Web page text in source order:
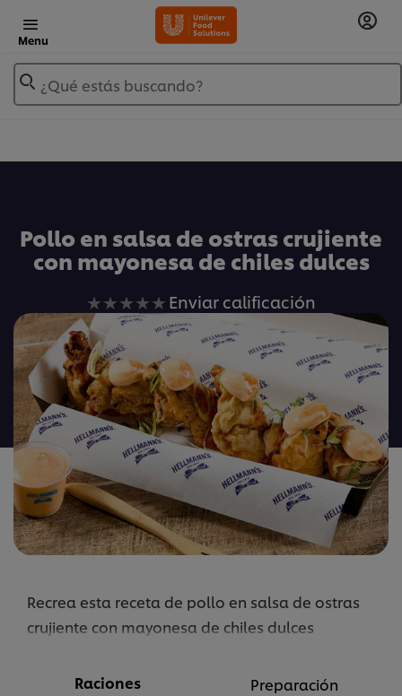
Menu
¿Qué estás buscando?
Pollo en salsa de ostras crujiente
con mayonesa de chiles dulces
No
han
enviado
calificaciones
para
este
recipe
Enviar calificación
Recrea esta receta de pollo en salsa de ostras
crujiente con mayonesa de chiles dulces
Raciones Preparación